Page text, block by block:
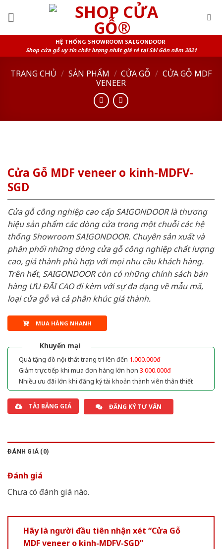
HỆ THỐNG SHOWROOM SAIGONDOOR
Shop cửa gỗ uy tín chất lượng nhất giá rẻ tại Sài Gòn năm 2021
TRANG CHỦ / SẢN PHẨM / CỬA GỖ / CỬA GỖ MDF
VENEER
Cửa Gỗ MDF veneer o kinh-MDFV-
SGD
Cửa gỗ công nghiệp cao cấp SAIGONDOOR là thương
hiệu sản phẩm các dòng cửa trong một chuỗi các hệ
thống Showroom SAIGONDOOR. Chuyên sản xuất và
phân phối những dòng cửa gỗ công nghiệp chất lượng
cao, giá thành phù hợp với mọi nhu cầu khách hàng.
Trên hết, SAIGONDOOR còn có những chính sách bán
hàng ƯU ĐÃI CAO đi kèm với sự đa dạng về mẫu mã,
loại cửa gỗ và cả phân khúc giá thành.
MUA HÀNG NHANH
Khuyến mại
Quà tặng đồ nội thất trang trí lên đến 1.000.000đ
Giảm trực tiếp khi mua đơn hàng lớn hơn 3.000.000đ
Nhiều ưu đãi lớn khi đăng ký tài khoản thành viên thân thiết
TẢI BẢNG GIÁ ĐĂNG KÝ TƯ VẤN
ĐÁNH GIÁ (0)
Đánh giá
Chưa có đánh giá nào.
Hãy là người đầu tiên nhận xét “Cửa Gỗ
MDF veneer o kinh-MDFV-SGD”